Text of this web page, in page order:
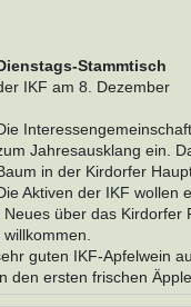
Stammtisch
IKF am 8. Dezember
Jahresausklang ein.
in der Kirdorfer
Aktiven der IKF wollen
über das
guten IKF-Apfelwein
den ersten frischen